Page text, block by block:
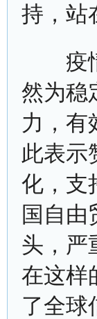
持，站
疫情
然为稳
力，有
此表示
化，支
国自由
头，严
在这样
了全球